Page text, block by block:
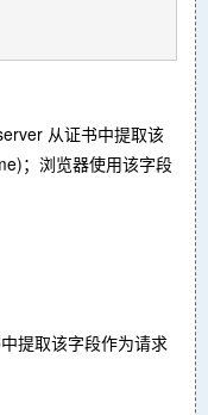
从证书中提取该
；浏览器使用该字段
提取该字段作为请求